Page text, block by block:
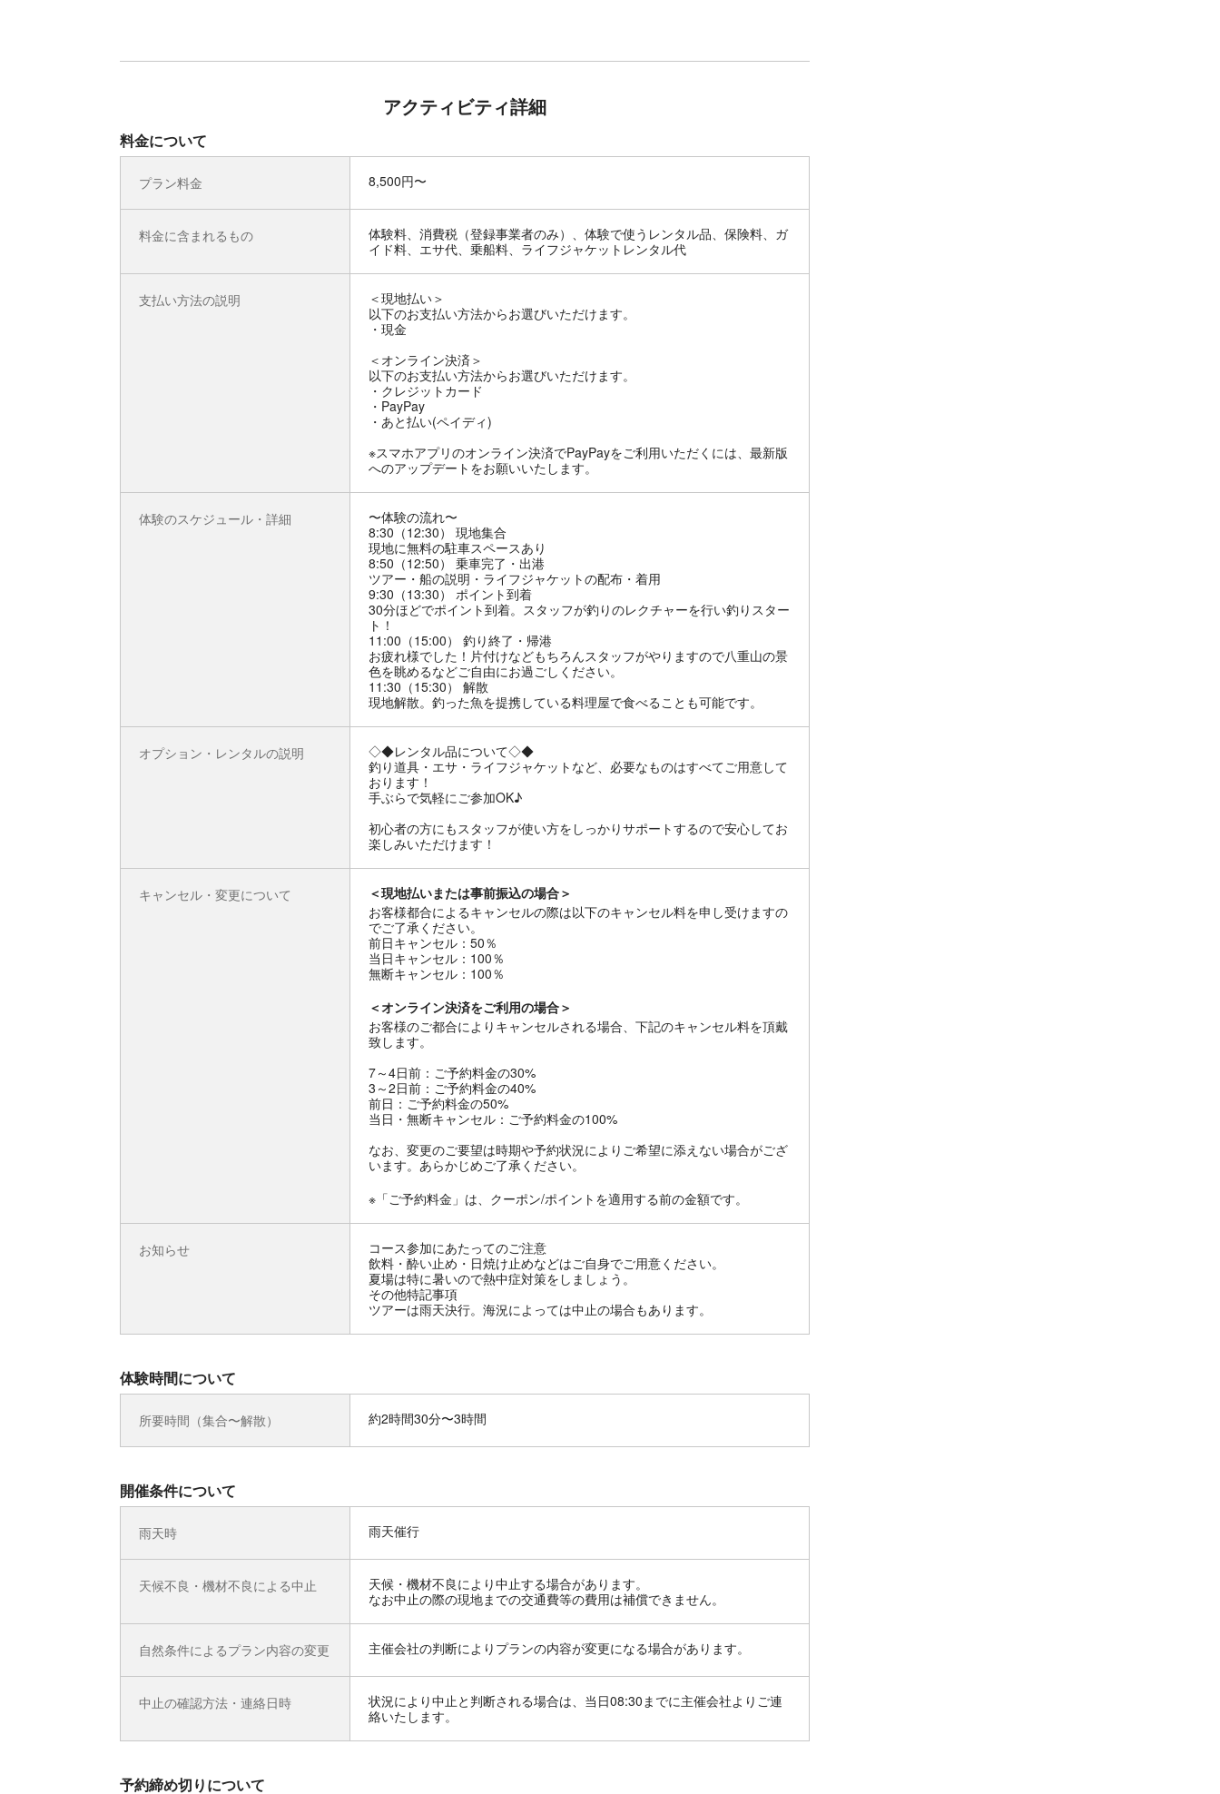
アクティビティ詳細
料金について
プラン料金 8,500円〜
料金に含まれるもの
体験料、消費税（登録事業者のみ）、体験で使うレンタル品、保険料、ガ
イド料、エサ代、乗船料、ライフジャケットレンタル代
支払い方法の説明
＜現地払い＞
以下のお支払い方法からお選びいただけます。
・現金
＜オンライン決済＞
以下のお支払い方法からお選びいただけます。
・クレジットカード
・PayPay
・あと払い(ペイディ)
※スマホアプリのオンライン決済でPayPayをご利用いただくには、最新版
へのアップデートをお願いいたします。
体験のスケジュール・詳細
〜体験の流れ〜
8:30（12:30） 現地集合
現地に無料の駐車スペースあり
8:50（12:50） 乗車完了・出港
ツアー・船の説明・ライフジャケットの配布・着用
9:30（13:30） ポイント到着
30分ほどでポイント到着。スタッフが釣りのレクチャーを行い釣りスター
ト！
11:00（15:00） 釣り終了・帰港
お疲れ様でした！片付けなどもちろんスタッフがやりますので八重山の景
色を眺めるなどご自由にお過ごしください。
11:30（15:30） 解散
現地解散。釣った魚を提携している料理屋で食べることも可能です。
オプション・レンタルの説明
◇◆レンタル品について◇◆
釣り道具・エサ・ライフジャケットなど、必要なものはすべてご用意して
おります！
手ぶらで気軽にご参加OK♪
初心者の方にもスタッフが使い方をしっかりサポートするので安心してお
楽しみいただけます！
キャンセル・変更について
＜現地払いまたは事前振込の場合＞
お客様都合によるキャンセルの際は以下のキャンセル料を申し受けますの
でご了承ください。
前日キャンセル：50％
当日キャンセル：100％
無断キャンセル：100％
＜オンライン決済をご利用の場合＞
お客様のご都合によりキャンセルされる場合、下記のキャンセル料を頂戴
致します。
7～4日前：ご予約料金の30%
3～2日前：ご予約料金の40%
前日：ご予約料金の50%
当日・無断キャンセル：ご予約料金の100%
なお、変更のご要望は時期や予約状況によりご希望に添えない場合がござ
います。あらかじめご了承ください。
※「ご予約料金」は、クーポン/ポイントを適用する前の金額です。
お知らせ
コース参加にあたってのご注意
飲料・酔い止め・日焼け止めなどはご自身でご用意ください。
夏場は特に暑いので熱中症対策をしましょう。
その他特記事項
ツアーは雨天決行。海況によっては中止の場合もあります。
体験時間について
所要時間（集合〜解散） 約2時間30分〜3時間
開催条件について
雨天時 雨天催行
天候不良・機材不良による中止
天候・機材不良により中止する場合があります。
なお中止の際の現地までの交通費等の費用は補償できません。
自然条件によるプラン内容の変更 主催会社の判断によりプランの内容が変更になる場合があります。
中止の確認方法・連絡日時
状況により中止と判断される場合は、当日08:30までに主催会社よりご連
絡いたします。
予約締め切りについて